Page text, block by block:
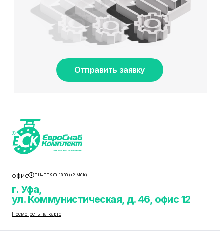
Отправить заявку
офис ПН–ПТ 9.00–18.00 (+2 МСК)
г. Уфа,
ул. Коммунистическая, д. 46, офис 12
Посмотреть на карте